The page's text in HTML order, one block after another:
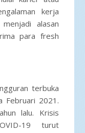
kerja
alasan
para fresh
terbuka
Februari 2021.
lalu. Krisis
19 turut